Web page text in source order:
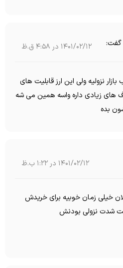
گفت: 1401/02/12 در 4:58 ق.ظ
نزولیه ولی این ارز قابلیت های
های زیادی داره واسه همین می شه
بده
1401/02/12 در 1:22 ب.ظ
خیلی زمان خوبیه برای خریدش
شدت نزولی بودنش